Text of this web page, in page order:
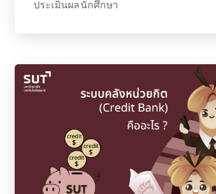
ประเมินผลนักศึกษา